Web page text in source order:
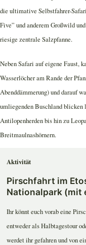
die ultimative Selbstfahrer-
Five” und anderem Großwild
riesige zentrale Salzpfanne.
Neben Safari auf eigene Faust,
Wasserlöcher am Rande der
Abenddämmerung) und darauf
umliegenden Buschland blicken
Antilopenherden bis hin zu
Breitmaulnashörnern.
Aktivität
Pirschfahrt im
Nationalpark (mit
Ihr könnt euch vorab eine
entweder als Halbtagestour
werdet ihr gefahren und von